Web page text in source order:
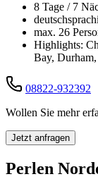
8 Tage / 7
max. 26
Highlights:
Bay,
08822-932392
Wollen Sie mehr
Jetzt anfragen
Perlen